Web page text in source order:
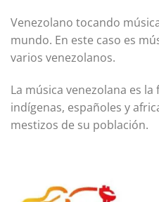
Venezolano tocando
mundo. En este caso es
varios venezolanos.
La música venezolana es
indígenas, españoles y
mestizos de su población.